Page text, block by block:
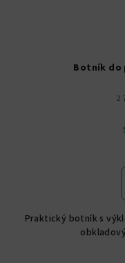
Botník do
2
Praktický botník s